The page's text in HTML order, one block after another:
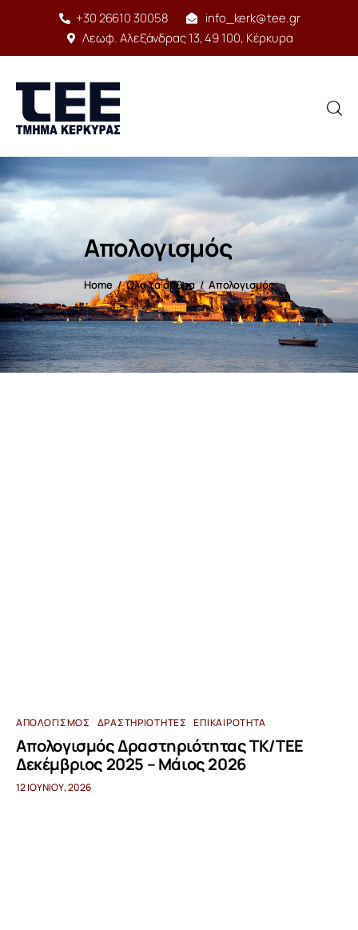
+30 26610 30058
info_kerk@tee.gr
Λεωφ. Αλεξάνδρας 13, 49 100, Κέρκυρα
Απολογισμός
Home Όλα τα άρθρα Απολογισμός
Αρχική
Δομή
Έργο
Υπηρεσίες
Δραστηριότητες
ΑΠΟΛΟΓΙΣΜΌΣ ΔΡΑΣΤΗΡΙΌΤΗΤΕΣ ΕΠΙΚΑΙΡΌΤΗΤΑ
Απολογισμός Δραστηριότητας ΤΚ/ΤΕΕ
Δεκέμβριος 2025 – Μάιος 2026
12 ΙΟΥΝΊΟΥ, 2026